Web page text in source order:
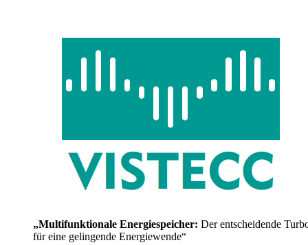
„Multifunktionale Energiespeicher: Der entscheidende
für eine gelingende Energiewende“